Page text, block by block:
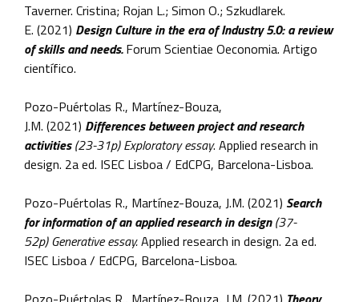
Taverner. Cristina; Rojan L.; Simon O.; Szkudlarek.
E. (2021) Design Culture in the era of Industry 5.0: a review
of skills and needs.Forum Scientiae Oeconomia. Artigo
científico.
Pozo-Puértolas R., Martínez-Bouza,
J.M. (2021) Differences between project and research
activities(23-31p) Exploratory essay. Applied research in
design. 2a ed. ISEC Lisboa / EdCPG, Barcelona-Lisboa.
Pozo-Puértolas R., Martínez-Bouza, J.M. (2021) Search
for information of an applied research in design(37-
52p) Generative essay.Applied research in design. 2a ed.
ISEC Lisboa / EdCPG, Barcelona-Lisboa.